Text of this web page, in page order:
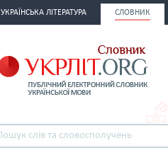
УКРАЇНСЬКА ЛІТЕРАТУРА СЛОВНИК